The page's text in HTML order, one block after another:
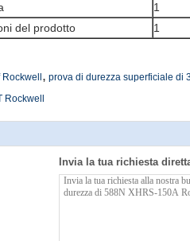
1
del prodotto 1
, prova di durezza superficiale di
Invia la tua richiesta